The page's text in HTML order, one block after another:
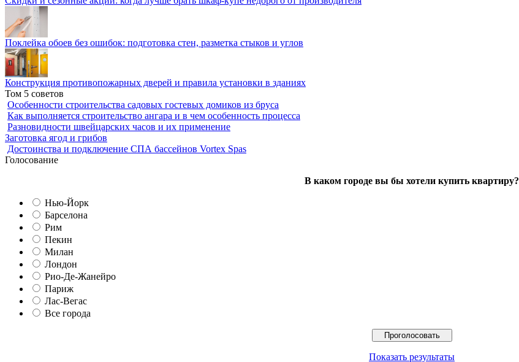
Поклейка обоев без ошибок: подготовка стен, разметка стыков и углов
Конструкция противопожарных дверей и правила установки в зданиях
Том 5 советов
Особенности строительства садовых гостевых домиков из бруса
Как выполняется строительство ангара и в чем особенность процесса
Разновидности швейцарских часов и их применение
Заготовка ягод и грибов
Достоинства и подключение СПА бассейнов Vortex Spas
Голосование
В каком городе вы бы хотели купить квартиру?
Нью-Йорк
Барселона
Рим
Пекин
Милан
Лондон
Рио-Де-Жанейро
Париж
Лас-Вегас
Все города
Показать результаты